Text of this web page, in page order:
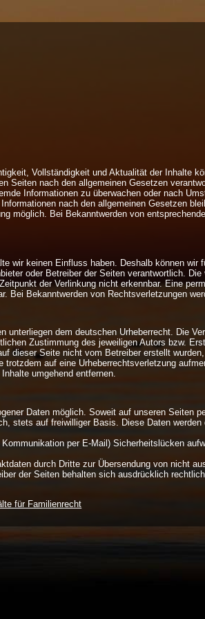
Vollständigkeit und Aktualität der Inhalte
Seiten nach den allgemeinen Gesetzen
Informationen zu überwachen oder nach
nach den allgemeinen Gesetzen
möglich. Bei Bekanntwerden von
wir keinen Einfluss haben. Deshalb können wir
oder Betreiber der Seiten verantwortlich.
der Verlinkung nicht erkennbar. Eine
Bekanntwerden von Rechtsverletzungen
dem deutschen Urheberrecht. Die
Zustimmung des jeweiligen Autors bzw.
dieser Seite nicht vom Betreiber erstellt
auf eine Urheberrechtsverletzung
umgehend entfernen.
Daten möglich. Soweit auf unseren Seiten
stets auf freiwilliger Basis. Diese Daten
per E-Mail) Sicherheitslücken
durch Dritte zur Übersendung von nicht
der Seiten behalten sich ausdrücklich
für Familienrecht